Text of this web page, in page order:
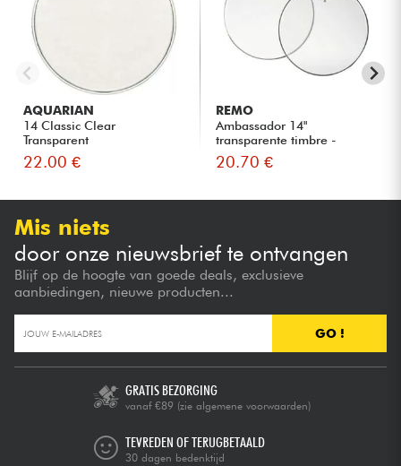
AQUARIAN
14 Classic Clear
Transparent
22.00 €
REMO
Ambassador 14"
transparente timbre -
Caisse Claire
20.70 €
Mis niets
door onze nieuwsbrief te ontvangen
Blijf op de hoogte van goede deals, exclusieve
aanbiedingen, nieuwe producten...
GO !
GRATIS BEZORGING
vanaf €89 (zie algemene voorwaarden)
TEVREDEN OF TERUGBETAALD
30 dagen bedenktijd